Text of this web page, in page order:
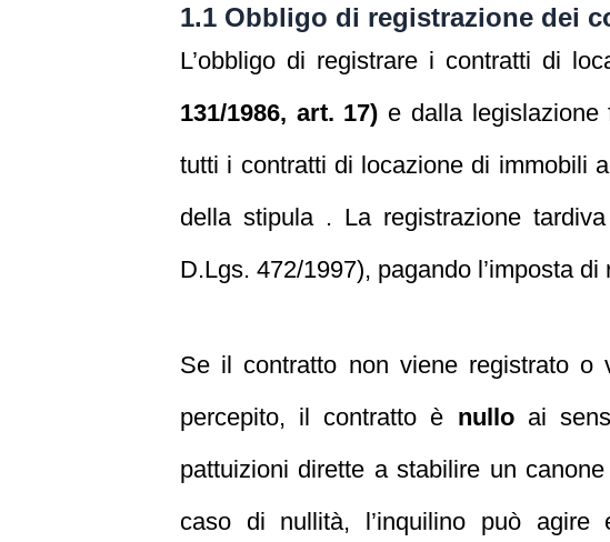
1.1 Obbligo di registrazione dei
L’obbligo di registrare i contratti di
131/1986, art. 17) e dalla legislazione
tutti i contratti di locazione di immobili
della stipula . La registrazione
D.Lgs. 472/1997), pagando l’imposta
Se il contratto non viene registrato o
percepito, il contratto è nulloai
pattuizioni dirette a stabilire un
caso di nullità, l’inquilino può agire